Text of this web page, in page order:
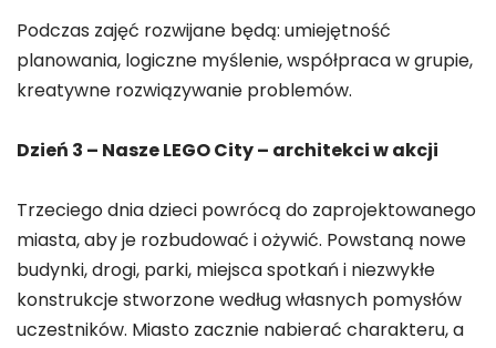
Podczas zajęć rozwijane będą: umiejętność
planowania, logiczne myślenie, współpraca w grupie,
kreatywne rozwiązywanie problemów.
Dzień 3 – Nasze LEGO City – architekci w akcji
Trzeciego dnia dzieci powrócą do zaprojektowanego
miasta, aby je rozbudować i ożywić. Powstaną nowe
budynki, drogi, parki, miejsca spotkań i niezwykłe
konstrukcje stworzone według własnych pomysłów
uczestników. Miasto zacznie nabierać charakteru, a